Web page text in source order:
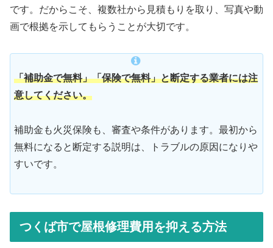
です。だからこそ、複数社から見積もりを取り、写真や動
画で根拠を示してもらうことが大切です。
「補助金で無料」「保険で無料」と断定する業者には注
意してください。
補助金も火災保険も、審査や条件があります。最初から
無料になると断定する説明は、トラブルの原因になりや
すいです。
つくば市で屋根修理費用を抑える方法